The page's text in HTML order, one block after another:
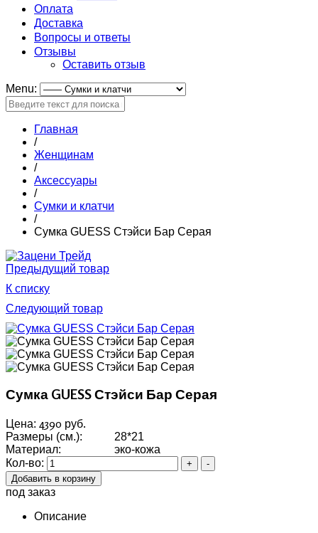
Оплата
Доставка
Вопросы и ответы
Отзывы
Оставить отзыв
Menu:
Главная
/
Женщинам
/
Аксессуары
/
Сумки и клатчи
/
Сумка GUESS Стэйси Бар Серая
Предыдущий товар
К списку
Следующий товар
Сумка GUESS Стэйси Бар Серая
Цена: 4390 руб.
Размеры (см.):
28*21
Материал:
эко-кожа
Кол-во:
под заказ
Описание